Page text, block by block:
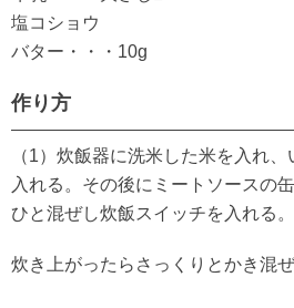
塩コショウ
バター・・・10g
作り方
（1）炊飯器に洗米した米を入れ
入れる。その後にミートソースの
ひと混ぜし炊飯スイッチを入れる。
炊き上がったらさっくりとかき混